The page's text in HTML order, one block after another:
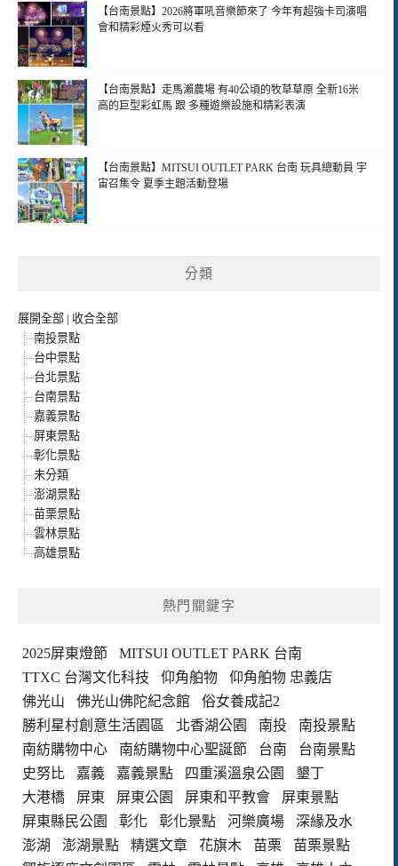
【台南景點】2026將軍吼音樂節來了 今年有超強卡司演唱
會和精彩煙火秀可以看
【台南景點】走馬瀨農場 有40公頃的牧草草原 全新16米
高的巨型彩虹馬 跟 多種遊樂設施和精彩表演
【台南景點】MITSUI OUTLET PARK 台南 玩具總動員 宇
宙召集令 夏季主題活動登場
分類
展開全部 | 收合全部
南投景點
台中景點
台北景點
台南景點
嘉義景點
屏東景點
彰化景點
未分類
澎湖景點
苗栗景點
雲林景點
高雄景點
熱門關鍵字
2025屏東燈節
MITSUI OUTLET PARK 台南
TTXC 台灣文化科技
仰角舶物
仰角舶物 忠義店
佛光山
佛光山佛陀紀念館
俗女養成記2
勝利星村創意生活園區
北香湖公園 南投
南投景點
南紡購物中心
南紡購物中心聖誕節 台南
台南景點
史努比
嘉義 嘉義景點 四重溪溫泉公園
墾丁
大港橋
屏東 屏東公園 屏東和平教會
屏東景點
屏東縣民公園
彰化 彰化景點 河樂廣場
深緣及水
澎湖
澎湖景點 精選文章 花旗木 苗栗
苗栗景點